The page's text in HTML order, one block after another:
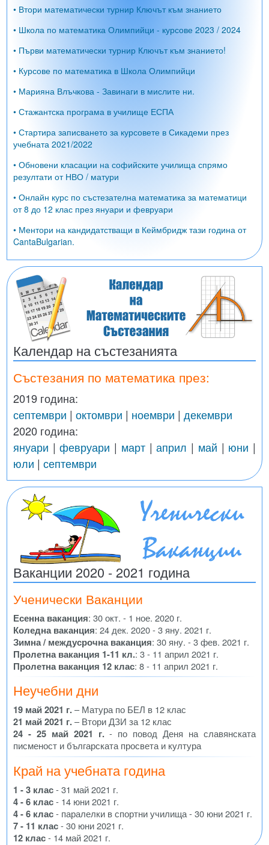
• Втори математически турнир Ключът към знанието
• Школа по математика Олимпийци - курсове 2023 / 2024
• Първи математически турнир Ключът към знанието!
• Курсове по математика в Школа Олимпийци
• Марияна Влъчкова - Завинаги в мислите ни.
• Стажантска програма в училище ЕСПА
• Стартира записването за курсовете в Сикадеми през
учебната 2021/2022
• Обновени класации на софийските училища спрямо
резултати от НВО / матури
• Онлайн курс по състезателна математика за математици
от 8 до 12 клас през януари и февруари
• Ментори на кандидатстващи в Кеймбридж тази година от
CantaBulgarian.
Календар на състезанията
Състезания по математика през:
2019 година:
септември | октомври | ноември | декември
2020 година:
януари |февруари | март|април | май | юни |
юли | септември
Ваканции 2020 - 2021 година
Ученически Ваканции
Есенна ваканция: 30 окт. - 1 ное. 2020 г.
Коледна ваканция: 24 дек. 2020 - 3 яну. 2021 г.
Зимна / междусрочна ваканция: 30 яну. - 3 фев. 2021 г.
Пролетна ваканция 1-11 кл.: 3 - 11 април 2021 г.
Пролетна ваканция 12 клас: 8 - 11 април 2021 г.
Неучебни дни
19 май 2021 г.– Матура по БЕЛ в 12 клас
21 май 2021 г.– Втори ДЗИ за 12 клас
24 - 25 май 2021 г.- по повод Деня на славянската
писменост и българската просвета и култура
Край на учебната година
1 - 3 клас- 31 май 2021 г.
4 - 6 клас- 14 юни 2021 г.
4 - 6 клас- паралелки в спортни училища - 30 юни 2021 г.
7 - 11 клас- 30 юни 2021 г.
12 клас- 14 май 2021 г.